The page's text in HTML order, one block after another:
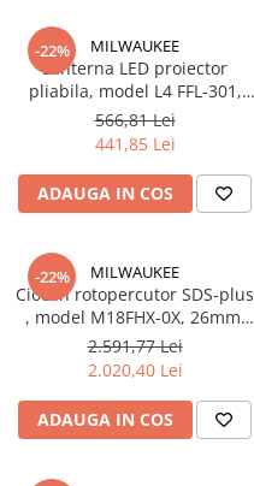
Organizatoare
Accesorii unelte
Role abrazive
Unelte electrice speciale
Instrumente de masurat si
Rigle si echere
Nivele
Rulete
Markere
Suruburi, cuie, dibluri si alte
elemente de fixare
Dibluri
Dibluri cu surub
-22% MILWAUKEE
Lanterna LED proiector
pliabila, model L4 FFL-301,
4933479766 Milwaukee,
MILWAUKEE
566,81 Lei
441,85 Lei
ADAUGA IN COS
-22% MILWAUKEE
Ciocan rotopercutor SDS-plus
, model M18FHX-0X, 26mm,
2.5J, 4933478888 Milwaukee,
MILWAUKEE
2.591,77 Lei
2.020,40 Lei
ADAUGA IN COS